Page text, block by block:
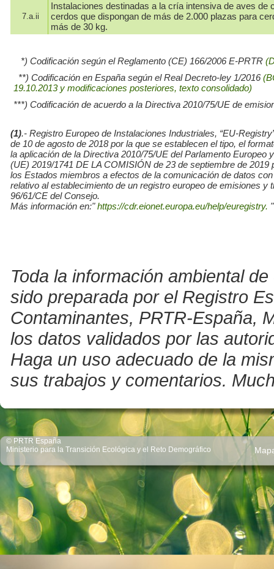
7.a.ii
Instalaciones destinadas a la cría intensiva de aves de
cerdos que dispongan de más de 2.000 plazas para
más de 30 kg.
*) Codificación según el Reglamento (CE) 166/2006 E-PRTR
**) Codificación en España según el Real Decreto-ley 1/2016
19.10.2013 y modificaciones posteriores, texto consolidado)
***) Codificación de acuerdo a la Directiva 2010/75/UE de
(1).- Registro Europeo de Instalaciones Industriales, “EU-
de 10 de agosto de 2018 por la que se establecen el tipo, el
la aplicación de la Directiva 2010/75/UE del Parlamento
(UE) 2019/1741 DE LA COMISIÓN de 23 de septiembre de
los Estados miembros a efectos de la comunicación de datos
relativo al establecimiento de un registro europeo de emisiones
96/61/CE del Consejo.
Más información en:"https://cdr.eionet.europa.eu/help/euregistry. "
Toda la información ambiental
sido preparada por el Registro
Contaminantes, PRTR-España,
los datos validados por las
Haga un uso adecuado de la
sus trabajos y comentarios.
© PRTR España
Ministerio para la Transición Ecológica y el Reto Demográfico